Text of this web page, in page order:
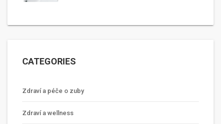
CATEGORIES
Zdraví a péče o zuby
Zdraví a wellness